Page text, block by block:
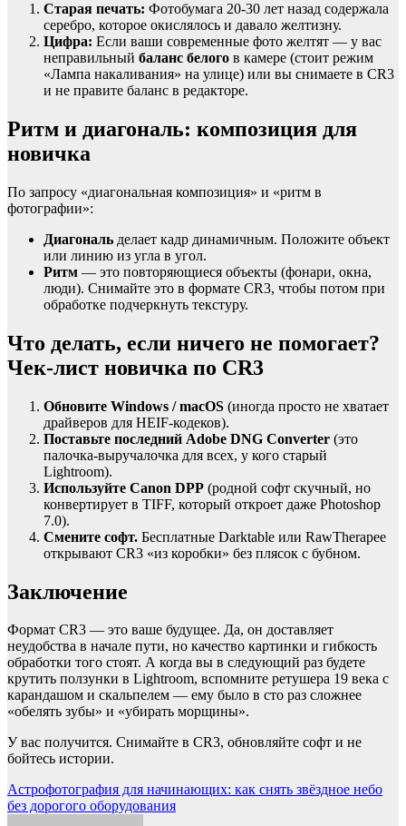
Старая печать: Фотобумага 20-30 лет назад содержала
серебро, которое окислялось и давало желтизну.
Цифра: Если ваши современные фото желтят — у вас
неправильный баланс белого в камере (стоит режим
«Лампа накаливания» на улице) или вы снимаете в CR3
и не правите баланс в редакторе.
Ритм и диагональ: композиция для
новичка
По запросу «диагональная композиция» и «ритм в
фотографии»:
Диагональ делает кадр динамичным. Положите объект
или линию из угла в угол.
Ритм — это повторяющиеся объекты (фонари, окна,
люди). Снимайте это в формате CR3, чтобы потом при
обработке подчеркнуть текстуру.
Что делать, если ничего не помогает?
Чек-лист новичка по CR3
Обновите Windows / macOS (иногда просто не хватает
драйверов для HEIF-кодеков).
Поставьте последний Adobe DNG Converter (это
палочка-выручалочка для всех, у кого старый
Lightroom).
Используйте Canon DPP (родной софт скучный, но
конвертирует в TIFF, который откроет даже Photoshop
7.0).
Смените софт. Бесплатные Darktable или RawTherapee
открывают CR3 «из коробки» без плясок с бубном.
Заключение
Формат CR3 — это ваше будущее. Да, он доставляет
неудобства в начале пути, но качество картинки и гибкость
обработки того стоят. А когда вы в следующий раз будете
крутить ползунки в Lightroom, вспомните ретушера 19 века с
карандашом и скальпелем — ему было в сто раз сложнее
«обелять зубы» и «убирать морщины».
У вас получится. Снимайте в CR3, обновляйте софт и не
бойтесь истории.
Навигация
по
Астрофотография для начинающих: как снять звёздное небо
без дорогого оборудования